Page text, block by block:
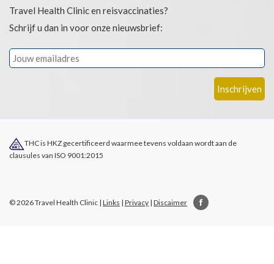
Travel Health Clinic en reisvaccinaties?
Schrijf u dan in voor onze nieuwsbrief:
THC is HKZ gecertificeerd waarmee tevens voldaan wordt aan de
clausules van ISO 9001:2015
© 2026 Travel Health Clinic | Links | Privacy | Discaimer